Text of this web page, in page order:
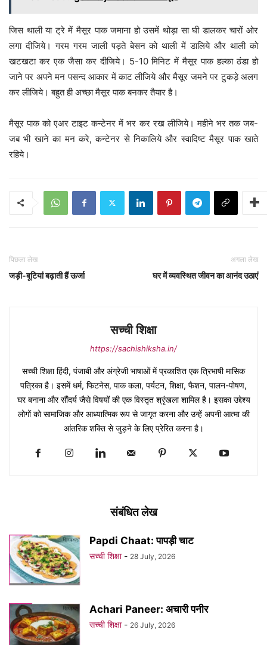
जिस थाली या ट्रे में मैसूर पाक जमाना हो उसमें थोड़ा सा घी डालकर चारों ओर
लगा दीजिये। गरम गरम जाली पड़ते बेसन को थाली में डालिये और थाली को
खटखटा कर एक जैसा कर दीजिये। 5-10 मिनिट में मैसूर पाक हल्का ठंडा हो
जाने पर अपने मन पसन्द आकार में काट लीजिये और मैसूर जमने पर टुकड़े अलग
कर लीजिये। बहुत ही अच्छा मैसूर पाक बनकर तैयार है।
मैसूर पाक को एअर टाइट कन्टेनर में भर कर रख लीजिये। महीने भर तक जब-
जब भी खाने का मन करे, कन्टेनर से निकालिये और स्वादिष्ट मैसूर पाक खाते
रहिये।
पिछला लेख
जड़ी-बूटियां बढ़ाती हैं ऊर्जा
अगला लेख
घर में व्यवस्थित जीवन का आनंद उठाएं
सच्ची शिक्षा
https://sachishiksha.in/
सच्ची शिक्षा हिंदी, पंजाबी और अंग्रेजी भाषाओं में प्रकाशित एक त्रिभाषी मासिक
पत्रिका है। इसमें धर्म, फिटनेस, पाक कला, पर्यटन, शिक्षा, फैशन, पालन-पोषण,
घर बनाना और सौंदर्य जैसे विषयों की एक विस्तृत श्रृंखला शामिल है। इसका उद्देश्य
लोगों को सामाजिक और आध्यात्मिक रूप से जागृत करना और उन्हें अपनी आत्मा की
आंतरिक शक्ति से जुड़ने के लिए प्रेरित करना है।
संबंधित लेख
Papdi Chaat: पापड़ी चाट
सच्ची शिक्षा - 28 July, 2026
Achari Paneer: अचारी पनीर
सच्ची शिक्षा - 26 July, 2026